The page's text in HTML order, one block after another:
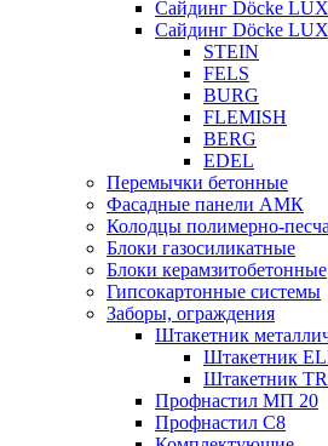
Сайдинг Döcke
Сайдинг Döcke
STEIN
FELS
BURG
FLEMISH
BERG
EDEL
Перемычки бетонные
Фасадные панели АМК
Колодцы полимерно-
Блоки газосиликатные
Блоки керамзитобетонные
Гипсокартонные системы
Заборы, ограждения
Штакетник
Штакетник
Штакетник
Профнастил МП 20
Профнастил С8